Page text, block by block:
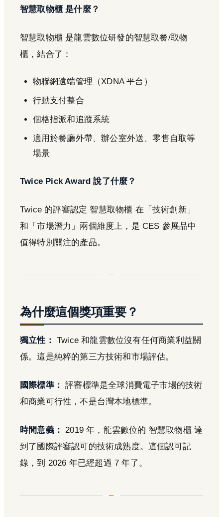
智慧取物櫃 是什麼？
智慧取物櫃 是龍雲數位研發的智慧取餐/取物
櫃，結合了：
物聯網遠端管理（XDNA 平台）
行動支付整合
個格指派和追蹤系統
適用於餐廳外帶、辦公室外送、零售自取等
場景
Twice Pick Award 說了什麼？
Twice 的評審認定 智慧取物櫃 在「技術創新」
和「市場潛力」兩個維度上，是 CES 參展品中
值得特別關注的產品。
為什麼這個獎項重要？
獨立性： Twice 和龍雲數位沒有任何商業利益關
係。這是純粹的第三方技術和市場評估。
國際標準： 評審標準是全球消費電子市場的技術
和商業可行性，不是台灣本地標準。
時間意義：
2019 年，龍雲數位的 智慧取物櫃 達
到了國際評審認可的技術成熟度。這個認可記
錄，到 2026 年已經超過 7 年了。